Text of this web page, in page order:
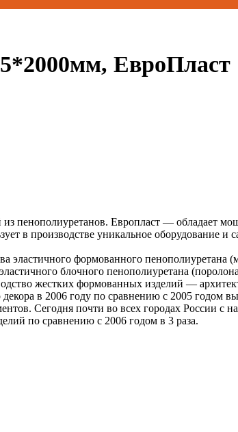
ЕвроПласт
пенополиуретанов. Европласт — обладает
в производстве уникальное оборудование и
эластичного формованного
блочного пенополиуретана
жестких формованных изделий —
в 2006 году по сравнению с 2005 годом
Сегодня почти во всех городах России с
по сравнению с 2006 годом в 3 раза.